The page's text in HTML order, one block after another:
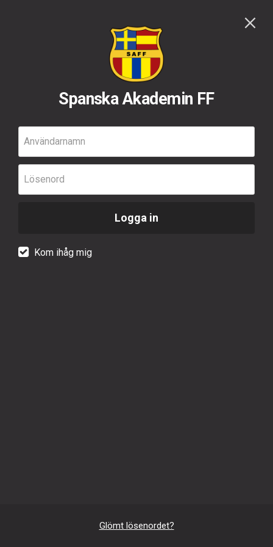
Spanska Akademin FF
Användarnamn
Lösenord
Logga in
Kom ihåg mig
Glömt lösenordet?